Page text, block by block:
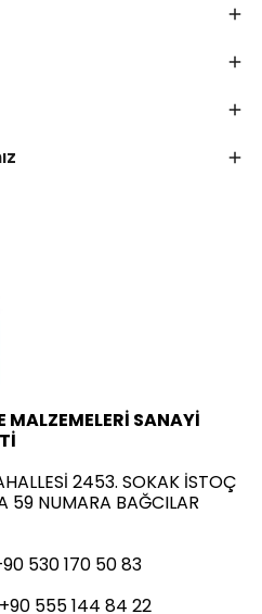
MALZEMELERİ SANAYİ
2453. SOKAK İSTOÇ
59 NUMARA BAĞCILAR
530 170 50 83
+90 555 144 84 22